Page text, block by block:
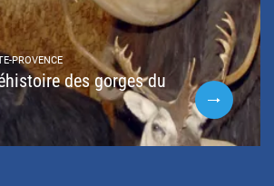
PROVENCE
des gorges du